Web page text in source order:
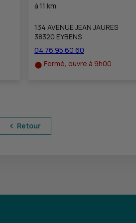
à 11 km
134 AVENUE JEAN JAURES
38320 EYBENS
04 76 95 60 60
Fermé, ouvre à 9h00
Retour